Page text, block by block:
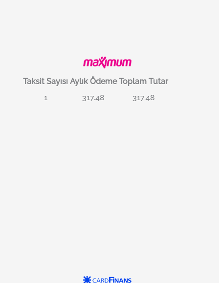
Taksit Sayısı Aylık Ödeme Toplam Tutar
1
317.48 317.48